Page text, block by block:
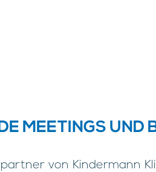
MEETINGS UND
von Kindermann